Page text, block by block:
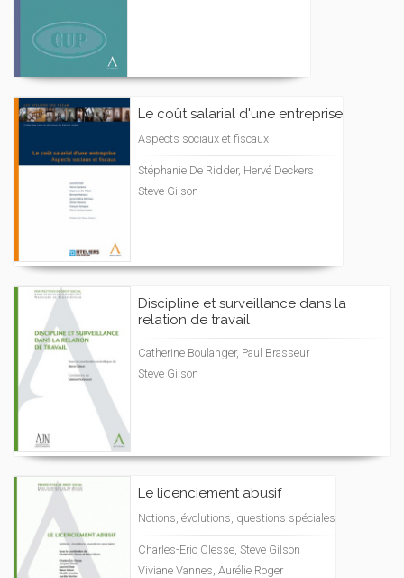
Le coût salarial d'une entreprise
Aspects sociaux et fiscaux
Stéphanie De Ridder, Hervé Deckers
Steve Gilson
Discipline et surveillance dans la
relation de travail
Catherine Boulanger, Paul Brasseur
Steve Gilson
Le licenciement abusif
Notions, évolutions, questions spéciales
Charles-Eric Clesse, Steve Gilson
Viviane Vannes, Aurélie Roger